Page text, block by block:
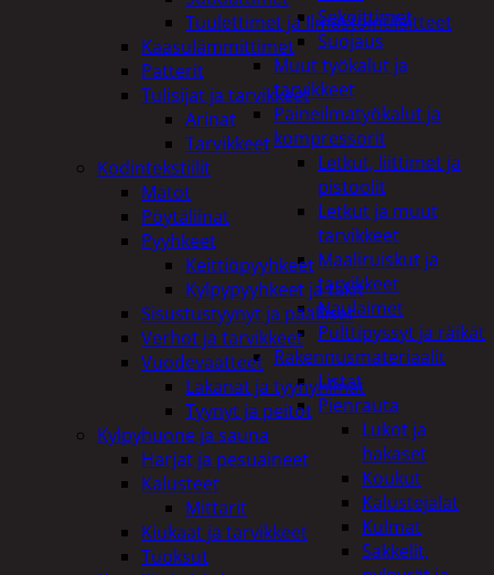
Sekoittimet
Suojaus
Muut työkalut ja
tarvikkeet
Paineilmatyökalut ja
kompressorit
Letkut, liittimet ja
pistoolit
Letkut ja muut
tarvikkeet
Maaliruiskut ja
tarvikkeet
Naulaimet
Pulttipyssyt ja räikät
Rakennusmateriaalit
Listat
Pienrauta
Lukot ja
hakaset
Koukut
Kalustejalat
Kulmat
Sakkelit,
Tuulettimet ja Ilmastointilaitteet
Kaasulämmittimet
Patterit
Tulisijat ja tarvikkeet
Arinat
Tarvikkeet
Kodintekstiilit
Matot
Pöytäliinat
Pyyhkeet
Keittiöpyyhkeet
Kylpypyyhkeet ja takit
Sisustustyynyt ja päälliset
Verhot ja tarvikkeet
Vuodevaatteet
Lakanat ja tyynynlinat
Tyynyt ja peitot
Kylpyhuone ja sauna
Harjat ja pesuaineet
Kalusteet
Mittarit
Kiukaat ja tarvikkeet
Tuoksut